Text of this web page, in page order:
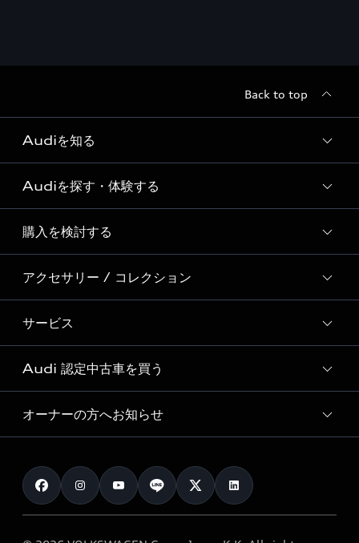
Back to top
Audiを知る
Audi ブランド
Story of Progress
Audi Sport
Formula 1®
デジタルサービス
Audiを探す・体験する
ディーラー検索
新車在庫検索
試乗車・展示車検索
見積り依頼
試乗予約
購入を検討する
モデル一覧
特別仕様モデル / 限定モデル
e-tronラインアップ
価格シミュレーション
車両比較
カタログ一覧
アクセサリー / コレクション
純正アクセサリー
オンラインショップ
Audi collection
アウディナビアプリ
サービス
サービス入庫予約
サービスプログラム
メンテナンス
車検 / 定期点検
e-tronアフターサポート
Audi 認定中古車を買う
Audi認定中古車
クオリティ
保証
オーナーの方へお知らせ
お知らせ
オーナー様向けキャンペーン